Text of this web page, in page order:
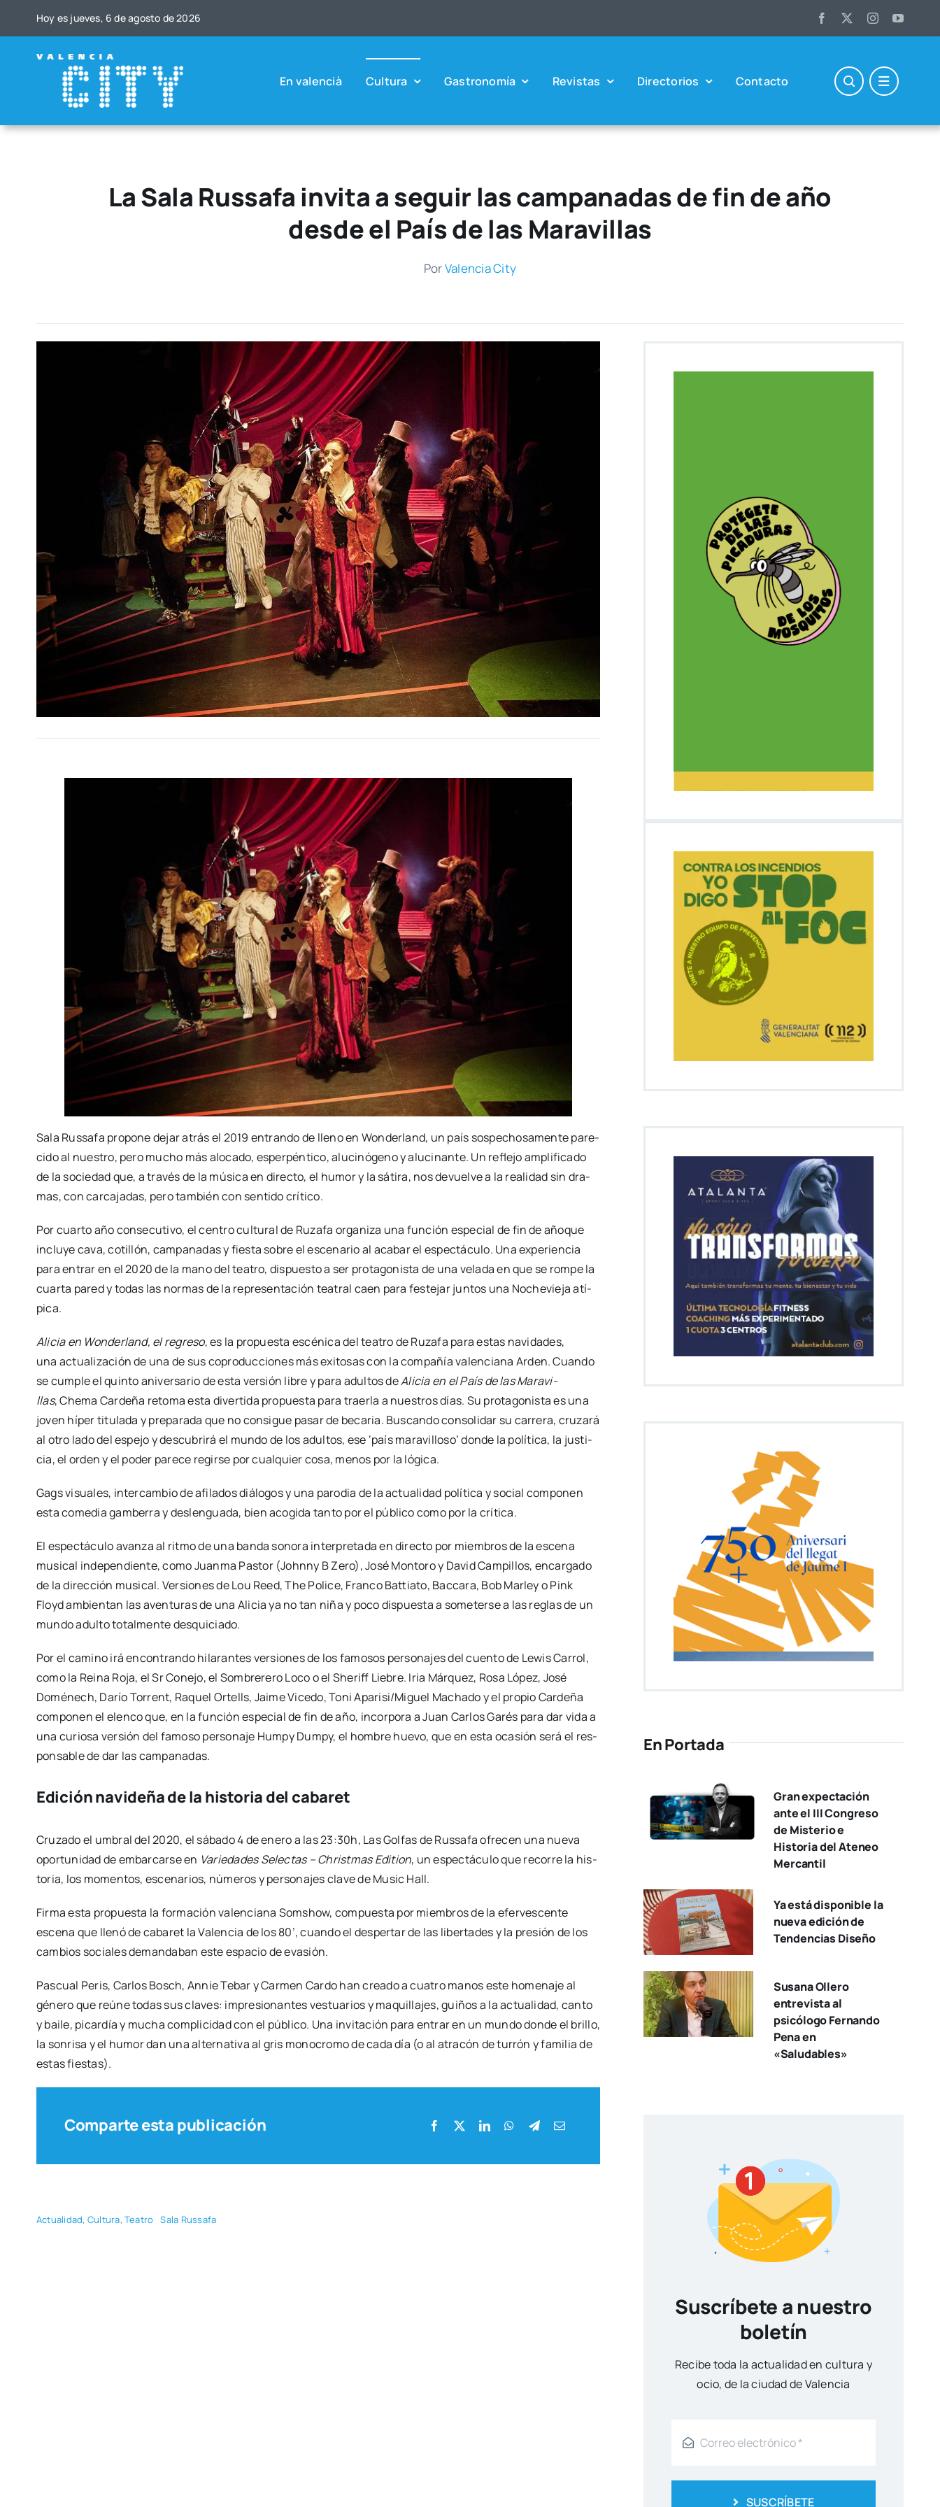
Hoy es jue­ves, 6 de agos­to de 2026
En valen­cià Cul­tu­ra Gas­tro­no­mía Revis­tas Direc­to­rios Con­tac­to
La Sala Russafa invita a seguir las campanadas de fin de año
desde el País de las Maravillas
PorValen­cia City
Sala Rus­sa­fa pro­po­ne dejar atrás el 2019 entran­do de lleno en Won­der­land, un país sos­pe­cho­sa­men­te pare­
ci­do al nues­tro, pero mucho más alo­ca­do, esper­pén­ti­co, alu­ci­nó­geno y alu­ci­nan­te. Un refle­jo ampli­fi­ca­do
de la socie­dad que, a tra­vés de la músi­ca en direc­to, el humor y la sáti­ra, nos devuel­ve a la reali­dad sin dra­
mas, con car­ca­ja­das, pero tam­bién con sen­ti­do crí­ti­co.
Por cuar­to año con­se­cu­ti­vo, el cen­tro cul­tu­ral de Ruza­fa orga­ni­za una fun­ción espe­cial de fin de año­que
inclu­ye cava, coti­llón, cam­pa­na­das y fies­ta sobre el esce­na­rio al aca­bar el espec­tácu­lo. Una expe­rien­cia
para entrar en el 2020 de la mano del tea­tro, dis­pues­to a ser pro­ta­go­nis­ta de una vela­da en que se rom­pe la
cuar­ta pared y todas las nor­mas de la repre­sen­ta­ción tea­tral caen para fes­te­jar jun­tos una Noche­vie­ja atí­
pi­ca.
Ali­cia en Won­der­land, el regre­so, es la pro­pues­ta escé­ni­ca del tea­tro de Ruza­fa para estas navi­da­des,
una actua­li­za­ción de una de sus copro­duc­cio­nes más exi­to­sas con la com­pa­ñía valen­cia­na Arden. Cuan­do
se cum­ple el quin­to ani­ver­sa­rio de esta ver­sión libre y para adul­tos deAli­cia en el País de las Mara­vi­
llas, Che­ma Car­de­ña reto­ma esta diver­ti­da pro­pues­ta para traer­la a nues­tros días. Su pro­ta­go­nis­ta es una
joven híper titu­la­da y pre­pa­ra­da que no con­si­gue pasar de beca­ria. Bus­can­do con­so­li­dar su carre­ra, cru­za­rá
al otro lado del espe­jo y des­cu­bri­rá el mun­do de los adul­tos, ese ‘país mara­vi­llo­so’ don­de la polí­ti­ca, la jus­ti­
cia, el orden y el poder pare­ce regir­se por cual­quier cosa, menos por la lógi­ca.
Gags visua­les, inter­cam­bio de afi­la­dos diá­lo­gos y una paro­dia de la actua­li­dad polí­ti­ca y social com­po­nen
esta come­dia gam­be­rra y des­len­gua­da, bien aco­gi­da tan­to por el públi­co como por la crí­ti­ca.
El espec­tácu­lo avan­za al rit­mo de una ban­da sono­ra inter­pre­ta­da en direc­to por miem­bros de la esce­na
musi­cal inde­pen­dien­te, como Juan­ma Pas­tor (Johnny B Zero), José Mon­to­ro y David Cam­pi­llos, encar­ga­do
de la direc­ción musi­cal. Ver­sio­nes de Lou Reed, The Poli­ce, Fran­co Bat­tia­to, Bac­ca­ra, Bob Mar­ley o Pink
Floyd ambien­tan las aven­tu­ras de una Ali­cia ya no tan niña y poco dis­pues­ta a some­ter­se a las reglas de un
mun­do adul­to total­men­te des­qui­cia­do.
Por el camino irá encon­tran­do hila­ran­tes ver­sio­nes de los famo­sos per­so­na­jes del cuen­to de Lewis Carrol,
como la Rei­na Roja, el Sr Cone­jo, el Som­bre­re­ro Loco o el She­riff Lie­bre. Iria Már­quez, Rosa López, José
Domé­nech, Darío Torrent, Raquel Ortells, Jai­me Vice­do, Toni Aparisi/Miguel Macha­do y el pro­pio Car­de­ña
com­po­nen el elen­co que, en la fun­ción espe­cial de fin de año, incor­po­ra a Juan Car­los Garés para dar vida a
una curio­sa ver­sión del famo­so per­so­na­je Humpy Dumpy, el hom­bre hue­vo, que en esta oca­sión será el res­
pon­sa­ble de dar las cam­pa­na­das.
Edición navideña de la historia del cabaret
Cru­za­do el umbral del 2020, el sába­do 4 de enero a las 23:30h, Las Gol­fas de Rus­sa­fa ofre­cen una nue­va
opor­tu­ni­dad de embar­car­se en Varie­da­des Selec­tas – Christ­mas Edi­tion, un espec­tácu­lo que reco­rre la his­
to­ria, los momen­tos, esce­na­rios, núme­ros y per­so­na­jes cla­ve de Music Hall.
Fir­ma esta pro­pues­ta la for­ma­ción valen­cia­na Somshow, com­pues­ta por miem­bros de la efer­ves­cen­te
esce­na que lle­nó de caba­ret la Valen­cia de los 80’, cuan­do el des­per­tar de las liber­ta­des y la pre­sión de los
cam­bios socia­les deman­da­ban este espa­cio de eva­sión.
Pas­cual Peris, Car­los Bosch, Annie Tebar y Car­men Car­do han crea­do a cua­tro manos este home­na­je al
géne­ro que reúne todas sus cla­ves: impre­sio­nan­tes ves­tua­rios y maqui­lla­jes, gui­ños a la actua­li­dad, can­to
y bai­le, picar­día y mucha com­pli­ci­dad con el públi­co. Una invi­ta­ción para entrar en un mun­do don­de el bri­llo,
la son­ri­sa y el humor dan una alter­na­ti­va al gris mono­cro­mo de cada día (o al atra­cón de turrón y fami­lia de
estas fies­tas).
Comparte esta publicación
Actua­li­dad, Cul­tu­ra, Tea­tro Sala Rus­sa­fa
En Portada
Gran expectación
ante el III Congreso
de Misterio e
Historia del Ateneo
Mercantil
Ya está disponible la
nueva edición de
Tendencias Diseño
Susana Ollero
entrevista al
psicólogo Fernando
Pena en
«Saludables»
Suscríbete a nuestro
boletín
Reci­be toda la actua­li­dad en cul­tu­ra y
ocio, de la ciu­dad de Valen­cia
SUSCRÍBETE